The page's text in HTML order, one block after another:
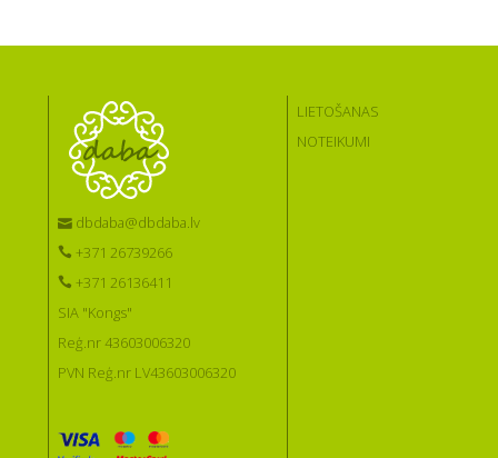
dbdaba@dbdaba.lv
+371 26739266
+371 26136411
SIA "Kongs"
Reģ.nr 43603006320
PVN Reģ.nr LV43603006320
LIETOŠANAS
NOTEIKUMI